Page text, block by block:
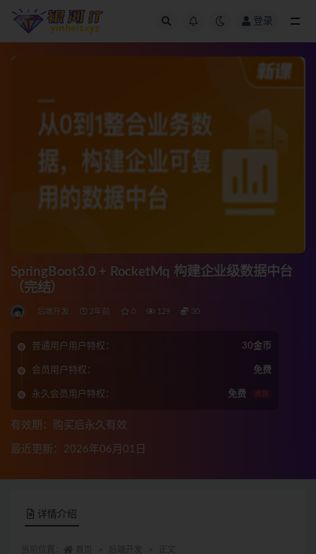
登录
SpringBoot3.0 + RocketMq 构建企业级数据中台
（完结）
后端开发 2年前 0 129 30
普通用户用户特权： 30金币
会员用户特权： 免费
永久会员用户特权： 免费 推荐
有效期：购买后永久有效
最近更新：2026年06月01日
详情介绍